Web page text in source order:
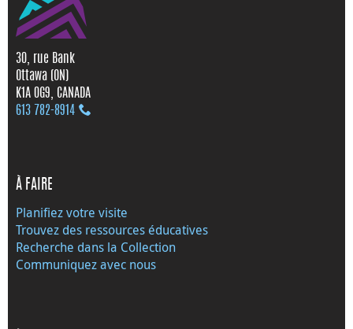
30, rue Bank
Ottawa (ON)
K1A 0G9, CANADA
613 782‑8914
À FAIRE
Planifiez votre visite
Trouvez des ressources éducatives
Recherche dans la Collection
Communiquez avec nous